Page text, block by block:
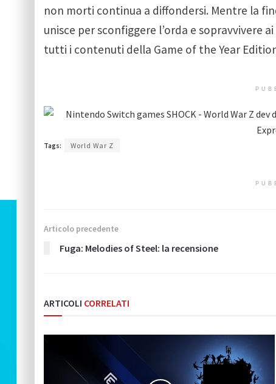
non morti continua a diffondersi. Mentre la
unisce per sconfiggere l’orda e sopravvivere
tutti i contenuti della Game of the Year
Tags: World War Z
Articolo precedente
Fuga: Melodies of Steel: la recensione
ARTICOLI CORRELATI